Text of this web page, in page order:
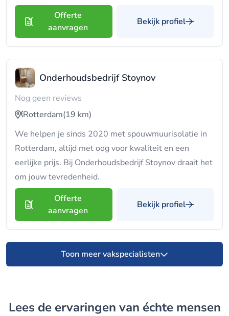
Offerte
aanvragen
Bekijk profiel
Onderhoudsbedrijf Stoynov
Nog geen reviews
Rotterdam(19 km)
We helpen je sinds 2020 met spouwmuurisolatie in
Rotterdam, altijd met oog voor kwaliteit en een
eerlijke prijs. Bij Onderhoudsbedrijf Stoynov draait het
om jouw tevredenheid.
Offerte
aanvragen
Bekijk profiel
Toon meer vakspecialisten
Lees de ervaringen van échte mensen